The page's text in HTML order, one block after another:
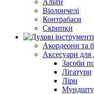
Альти
Віолончелі
Контрабаси
Скрипки
Акордеони та
Аксесуари для
Засоби
Лігатури
Ліри